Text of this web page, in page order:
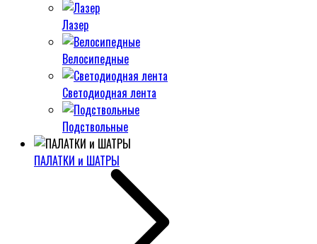
Лазер
Велосипедные
Светодиодная лента
Подствольные
ПАЛАТКИ и ШАТРЫ